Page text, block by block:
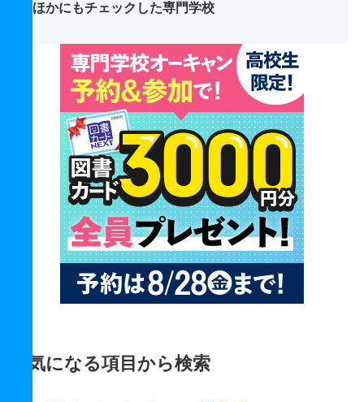
ほかにもチェックした専門学校
気になる項目から検索